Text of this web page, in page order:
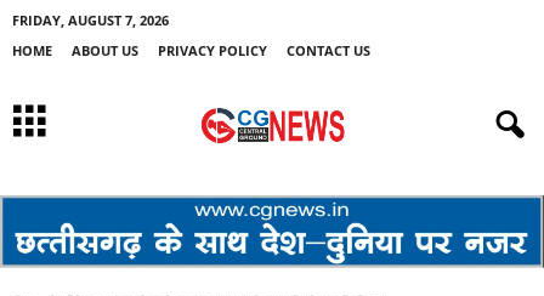
FRIDAY, AUGUST 7, 2026
HOME
ABOUT US PRIVACY POLICY CONTACT US